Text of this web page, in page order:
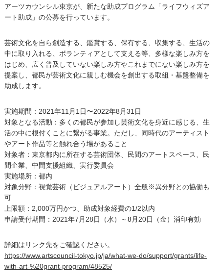
アーツカウンシル東京が、新たな助成プログラム「ライフウィズア
ート助成」の公募を行っています。
芸術文化を自ら創造する、鑑賞する、保有する、収集する、生活の
中に取り入れる、ボランティアとして支える等、多様な楽しみ方を
はじめ、広く普及していない楽しみ方やこれまでにない楽しみ方を
提案し、都民が芸術文化に親しむ機会を創出する取組・基盤整備を
助成します。
実施期間：2021年11月1日〜2022年8月31日
対象となる活動：多くの都民が参加し芸術文化を身近に感じる、生
活の中に根付くことに繋がる事業。ただし、同時代のアーティスト
やアート作品等と触れ合う場があること
対象者：東京都内に所在する芸術団体、民間のアートスペース、民
間企業、中間支援組織、実行委員会
実施場所：都内
対象分野：視覚芸術（ビジュアルアート）全般※異分野との協働も
可
上限額：2,000万円かつ、助成対象経費の1/2以内
申請受付期間：2021年7月28日（水）～8月20日（金）消印有効
詳細はリンク先をご確認ください。
https://www.artscouncil-tokyo.jp/ja/what-we-do/support/grants/life-
with-art-%20grant-program/48525/